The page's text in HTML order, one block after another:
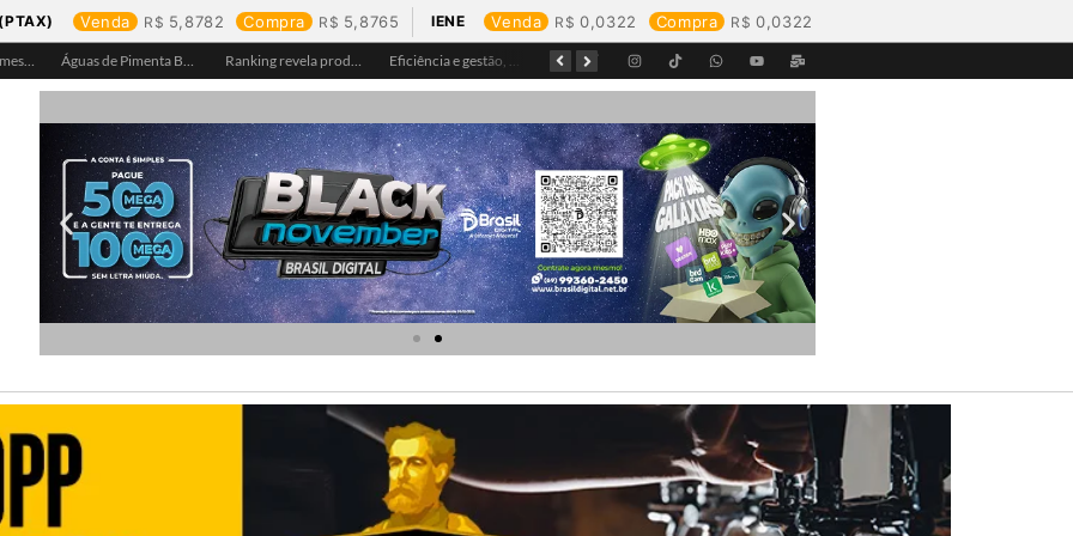
Venda 5,8782 Compra 5,8765 IENE Venda 0,0322 Compra 0,0322
Águas de Pimenta Bueno amplia rede de abastecimento e leva água tratada para moradores da região do aeroporto Ranking revela produtos mais comprados em cada estado e aponta drone como destaque em Rondônia Eficiência e gestão, Buritis se torna referência em controle de perdas de água Equipes da Aegea Rondônia passam por treinamento de prevenção e combate a princípios de incêndio e segurança no trabalho com inflamáveis Começa o Festival Peixes da Amazônia na Estrada de Ferro Madeira-Mamoré